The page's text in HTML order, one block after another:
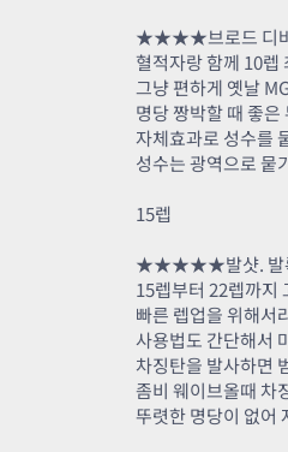
★★★★브로드 디바
혈적자랑 함께 10렙
그냥 편하게 옛날
명당 짱박할 때 좋
자체효과로 성수를
성수는 광역으로 뭍
15렙
★★★★★발샷. 발록
15렙부터 22렙까지
빠른 렙업을 위해서
사용법도 간단해서
차징탄을 발사하면
좀비 웨이브올때 차
뚜렷한 명당이 없어